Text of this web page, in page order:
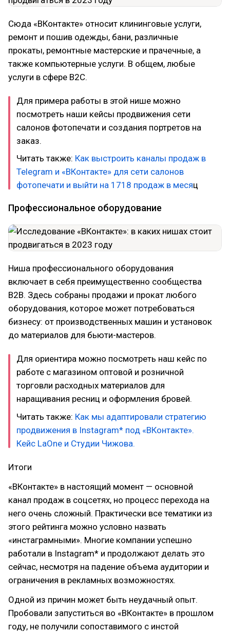
Сюда «ВКонтакте» относит клининговые услуги,
ремонт и пошив одежды, бани, различные
прокаты, ремонтные мастерские и прачечные, а
также компьютерные услуги. В общем, любые
услуги в сфере B2C.
Для примера работы в этой нише можно
посмотреть наши кейсы продвижения сети
салонов фотопечати и создания портретов на
заказ.
Читать также: Как выстроить каналы продаж в
Telegram и «ВКонтакте» для сети салонов
фотопечати и выйти на 1718 продаж в месяц
Профессиональное оборудование
Ниша профессионального оборудования
включает в себя преимущественно сообщества
В2В. Здесь собраны продажи и прокат любого
оборудования, которое может потребоваться
бизнесу: от производственных машин и установок
до материалов для бьюти-мастеров.
Для ориентира можно посмотреть наш кейс по
работе с магазином оптовой и розничной
торговли расходных материалов для
наращивания ресниц и оформления бровей.
Читать также: Как мы адаптировали стратегию
продвижения в Instagram* под «ВКонтакте».
Кейс LaOne и Студии Чижова.
Итоги
«ВКонтакте» в настоящий момент — основной
канал продаж в соцсетях, но процесс перехода на
него очень сложный. Практически все тематики из
этого рейтинга можно условно назвать
«инстаграмными». Многие компании успешно
работали в Instagram* и продолжают делать это
сейчас, несмотря на падение объема аудитории и
ограничения в рекламных возможностях.
Одной из причин может быть неудачный опыт.
Пробовали запуститься во «ВКонтакте» в прошлом
году, не получили сопоставимого с инстой